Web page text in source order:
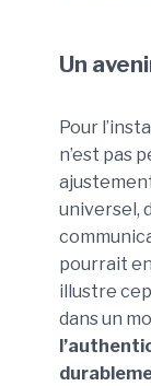
Un
Pour
n’est pas
universel,
pourrait
illustre
dans un